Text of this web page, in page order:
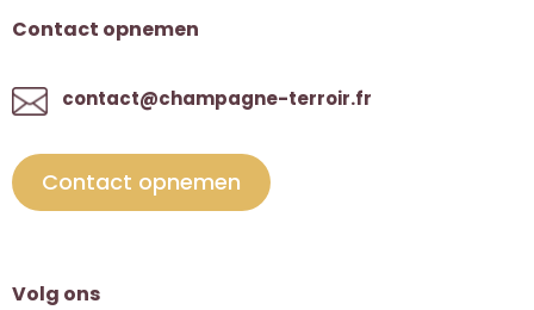
Contact opnemen
contact@champagne-terroir.fr
Contact opnemen
Volg ons